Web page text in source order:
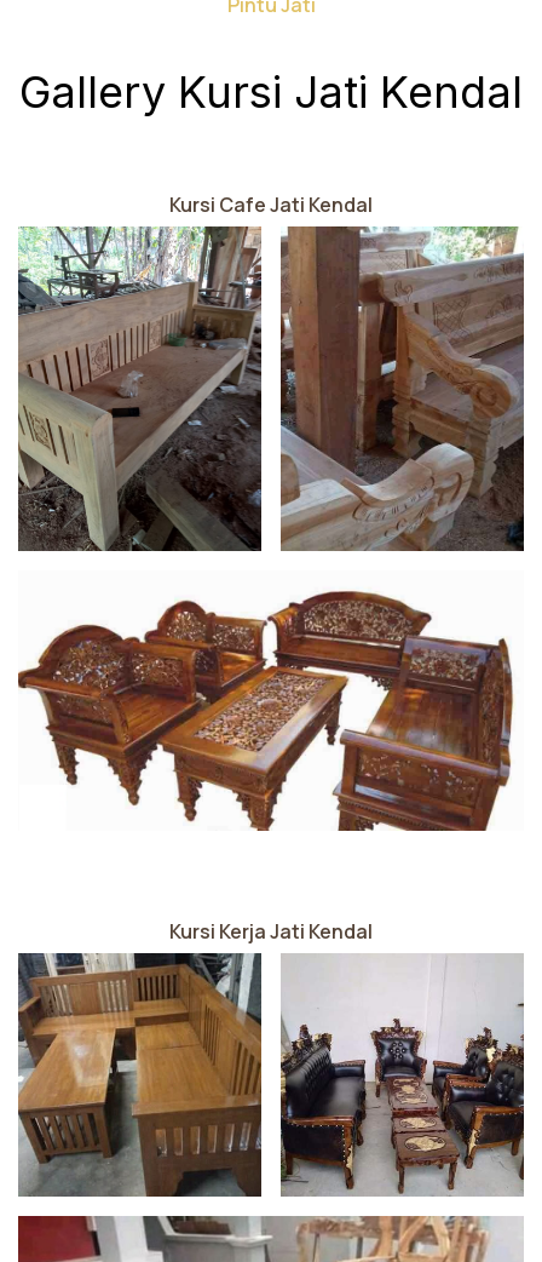
Gallery Kursi Jati Kendal
Kursi Cafe Jati Kendal
Kursi Kerja Jati Kendal